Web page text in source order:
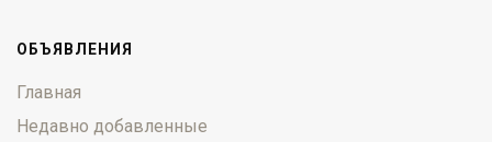
ОБЪЯВЛЕНИЯ
Главная
Недавно добавленные